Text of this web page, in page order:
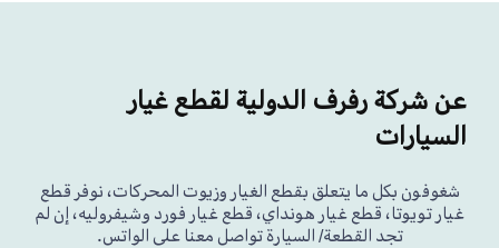
عن شركة رفرف الدولية لقطع غيار
السيارات
شغوفون بكل ما يتعلق بقطع الغيار وزيوت المحركات، نوفر قطع
غيار تويوتا، قطع غيار هونداي، قطع غيار فورد وشيفروليه، إن لم
تجد القطعة/ السيارة تواصل معنا على الواتس.